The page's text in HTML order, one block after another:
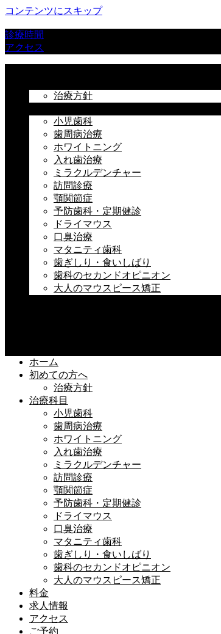
コンテンツにスキップ
診療時間
アクセス
治療方針
小児歯科
歯周病治療
ホワイトニング
入れ歯治療
ミラクルデンチャー
訪問診療
顎関節症
予防歯科・定期健診
ドライマウス
口臭治療
マタニティ歯科
歯ぎしり・食いしばり
歯科のセカンドオピニオン
大人のマウスピース矯正
ホーム
初めての方へ
治療方針
治療科目
小児歯科
歯周病治療
ホワイトニング
入れ歯治療
ミラクルデンチャー
訪問診療
顎関節症
予防歯科・定期健診
ドライマウス
口臭治療
マタニティ歯科
歯ぎしり・食いしばり
歯科のセカンドオピニオン
大人のマウスピース矯正
料金
求人情報
アクセス
ご予約